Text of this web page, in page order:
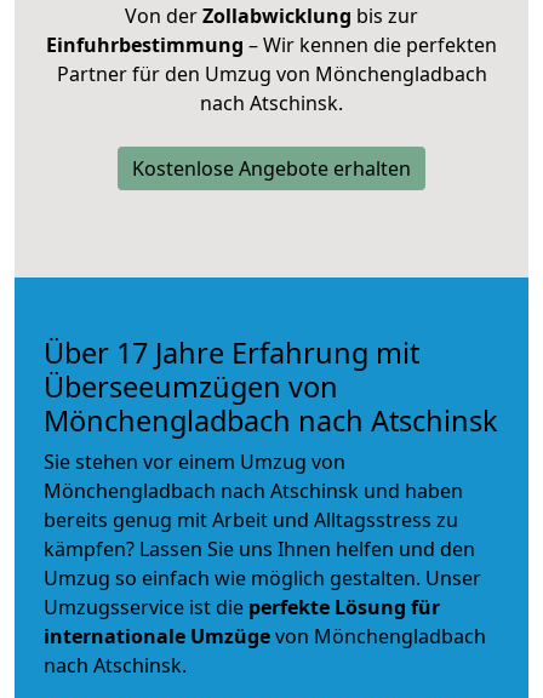
Von derZollabwicklung bis zur
Einfuhrbestimmung – Wir kennen die perfekten
Partner für den Umzug von Mönchengladbach
nach Atschinsk.
Kostenlose Angebote erhalten
Über 17 Jahre Erfahrung mit
Überseeumzügen von
Mönchengladbach nach Atschinsk
Sie stehen vor einem Umzug von
Mönchengladbach nach Atschinsk und haben
bereits genug mit Arbeit und Alltagsstress zu
kämpfen? Lassen Sie uns Ihnen helfen und den
Umzug so einfach wie möglich gestalten. Unser
Umzugsservice ist die perfekte Lösung für
internationale Umzügevon Mönchengladbach
nach Atschinsk.